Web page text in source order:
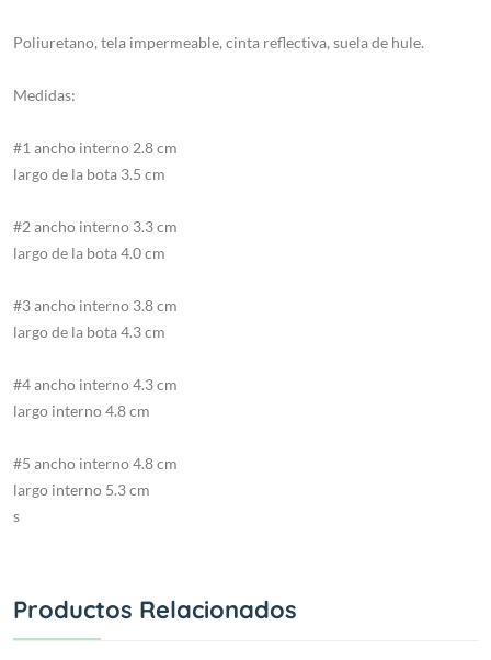
Poliuretano, tela impermeable, cinta reflectiva, suela de hule.
Medidas:
#1 ancho interno 2.8 cm
largo de la bota 3.5 cm
#2 ancho interno 3.3 cm
largo de la bota 4.0 cm
#3 ancho interno 3.8 cm
largo de la bota 4.3 cm
#4 ancho interno 4.3 cm
largo interno 4.8 cm
#5 ancho interno 4.8 cm
largo interno 5.3 cm
s
Productos Relacionados